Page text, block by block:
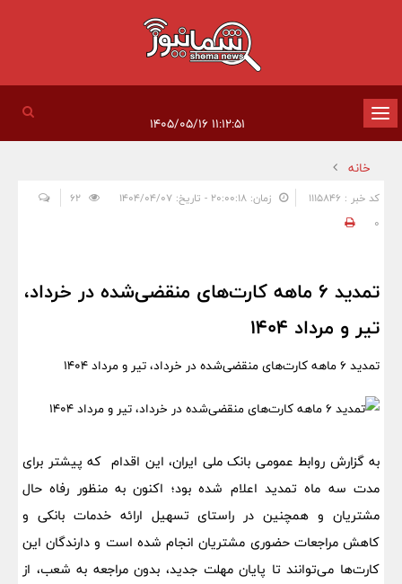
تغییر
وضعیت
ناوبری
خانه
کد خبر : 1115846 زمان: ۲۰:۰۰:۱۸ - تاریخ: ۱۴۰۴/۰۴/۰۷
0
تمدید ۶ ماهه کارت‌های منقضی‌شده در خرداد،
تیر و مرداد ۱۴۰۴
تمدید ۶ ماهه کارت‌های منقضی‌شده در خرداد، تیر و مرداد ۱۴۰۴
به گزارش روابط عمومی بانک ملی ایران، این اقدام که پیشتر برای
مدت سه ماه تمدید اعلام شده بود؛ اکنون به منظور رفاه حال
مشتریان و همچنین در راستای تسهیل ارائه خدمات بانکی و
کاهش مراجعات حضوری مشتریان انجام شده است و دارندگان این
کارت‌ها می‌توانند تا پایان مهلت جدید، بدون مراجعه به شعب، از